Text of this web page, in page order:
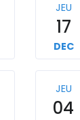
JEU
17
DEC
JEU
04